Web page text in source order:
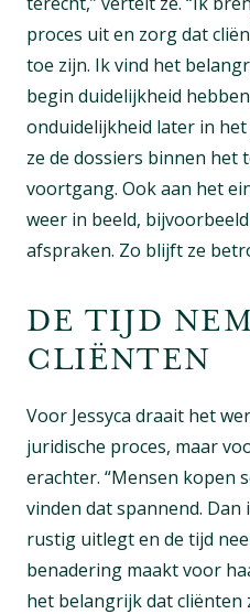
proces uit en zorg dat
toe zijn. Ik vind het
begin duidelijkheid
onduidelijkheid later in
ze de dossiers binnen het
voortgang. Ook aan het
weer in beeld,
afspraken. Zo blijft ze
DE TIJD
CLIËNTEN
Voor Jessyca draait het
juridische proces, maar
erachter. “Mensen kopen
vinden dat spannend.
rustig uitlegt en de tijd
benadering maakt voor
het belangrijk dat cliënten